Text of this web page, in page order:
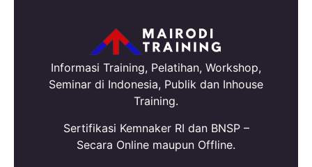
Informasi Training, Pelatihan, Workshop,
Seminar di Indonesia, Publik dan Inhouse
Training.
Sertifikasi Kemnaker RI dan BNSP –
Secara Online maupun Offline.